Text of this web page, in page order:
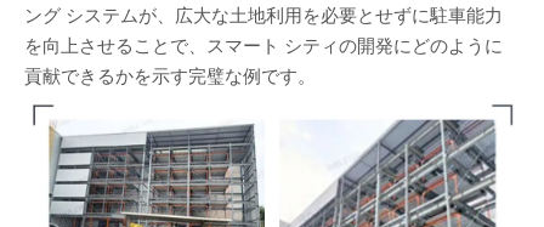
ング システムが、広大な土地利用を必要とせずに駐車能力
を向上させることで、スマート シティの開発にどのように
貢献できるかを示す完璧な例です。